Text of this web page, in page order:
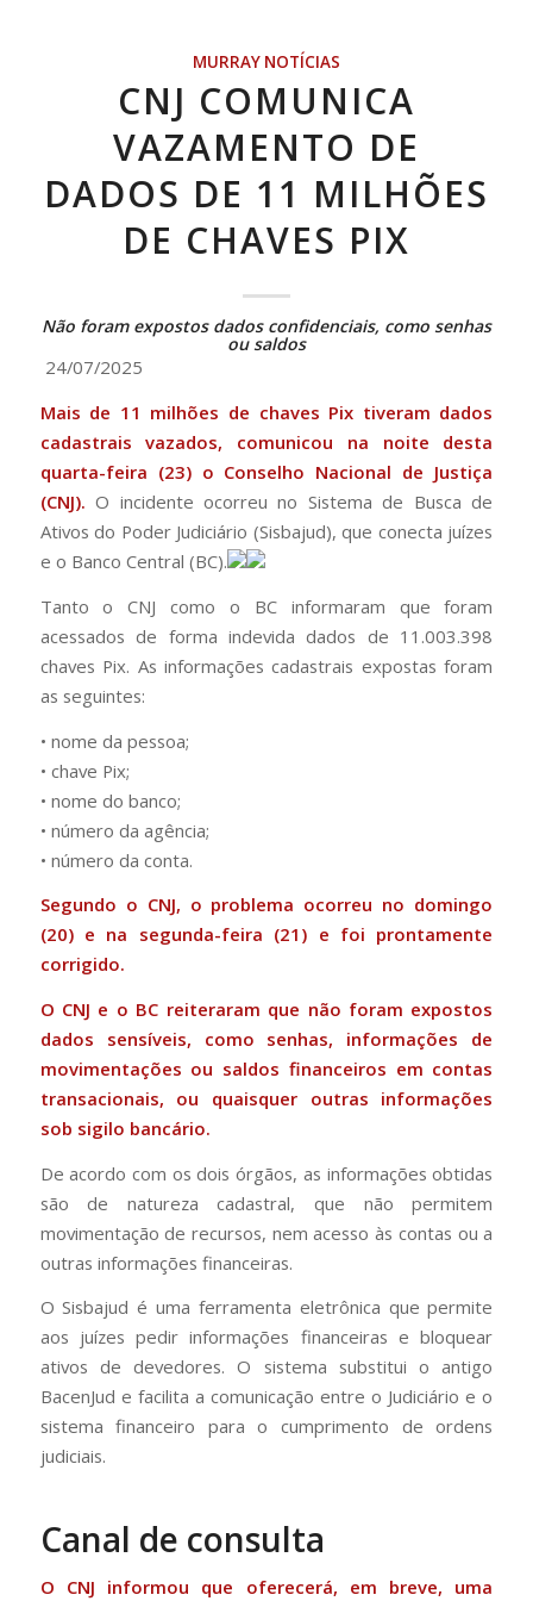
MURRAY NOTÍCIAS
CNJ COMUNICA
VAZAMENTO DE
DADOS DE 11 MILHÕES
DE CHAVES PIX
Não foram expostos dados confidenciais, como senhas
ou saldos
24/07/2025
Mais de 11 milhões de chaves Pix tiveram dados
cadastrais vazados, comunicou na noite desta
quarta-feira (23) o Conselho Nacional de Justiça
(CNJ). O incidente ocorreu no Sistema de Busca de
Ativos do Poder Judiciário (Sisbajud), que conecta juízes
e o Banco Central (BC).
Tanto o CNJ como o BC informaram que foram
acessados de forma indevida dados de 11.003.398
chaves Pix. As informações cadastrais expostas foram
as seguintes:
• nome da pessoa;
• chave Pix;
• nome do banco;
• número da agência;
• número da conta.
Segundo o CNJ, o problema ocorreu no domingo
(20) e na segunda-feira (21) e foi prontamente
corrigido.
O CNJ e o BC reiteraram que não foram expostos
dados sensíveis, como senhas, informações de
movimentações ou saldos financeiros em contas
transacionais, ou quaisquer outras informações
sob sigilo bancário.
De acordo com os dois órgãos, as informações obtidas
são de natureza cadastral, que não permitem
movimentação de recursos, nem acesso às contas ou a
outras informações financeiras.
O Sisbajud é uma ferramenta eletrônica que permite
aos juízes pedir informações financeiras e bloquear
ativos de devedores. O sistema substitui o antigo
BacenJud e facilita a comunicação entre o Judiciário e o
sistema financeiro para o cumprimento de ordens
judiciais.
Canal de consulta
O CNJ informou que oferecerá, em breve, uma